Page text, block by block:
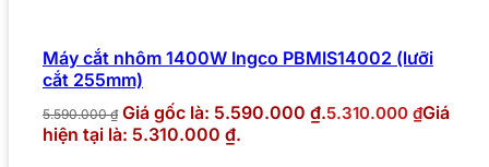
Máy cắt nhôm 1400W Ingco PBMIS14002 (lưỡi
cắt 255mm)
5.590.000₫ Giá gốc là: 5.590.000 ₫.5.310.000 ₫Giá
hiện tại là: 5.310.000 ₫.